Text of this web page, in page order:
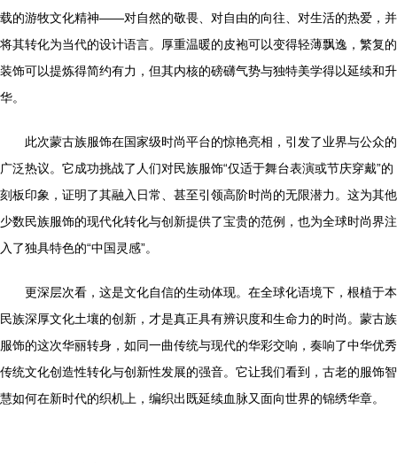
载的游牧文化精神——对自然的敬畏、对自由的向往、对生活的热爱，并
将其转化为当代的设计语言。厚重温暖的皮袍可以变得轻薄飘逸，繁复的
装饰可以提炼得简约有力，但其内核的磅礴气势与独特美学得以延续和升
华。
此次蒙古族服饰在国家级时尚平台的惊艳亮相，引发了业界与公众的
广泛热议。它成功挑战了人们对民族服饰“仅适于舞台表演或节庆穿戴”的
刻板印象，证明了其融入日常、甚至引领高阶时尚的无限潜力。这为其他
少数民族服饰的现代化转化与创新提供了宝贵的范例，也为全球时尚界注
入了独具特色的“中国灵感”。
更深层次看，这是文化自信的生动体现。在全球化语境下，根植于本
民族深厚文化土壤的创新，才是真正具有辨识度和生命力的时尚。蒙古族
服饰的这次华丽转身，如同一曲传统与现代的华彩交响，奏响了中华优秀
传统文化创造性转化与创新性发展的强音。它让我们看到，古老的服饰智
慧如何在新时代的织机上，编织出既延续血脉又面向世界的锦绣华章。